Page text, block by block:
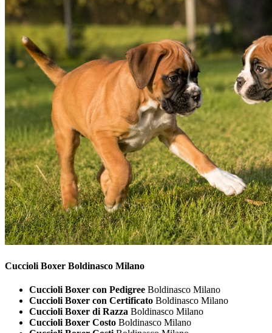
Cuccioli Boxer Boldinasco Milano
Cuccioli Boxer con Pedigree Boldinasco Milano
Cuccioli Boxer con Certificato Boldinasco Milano
Cuccioli Boxer di Razza Boldinasco Milano
Cuccioli Boxer Costo Boldinasco Milano